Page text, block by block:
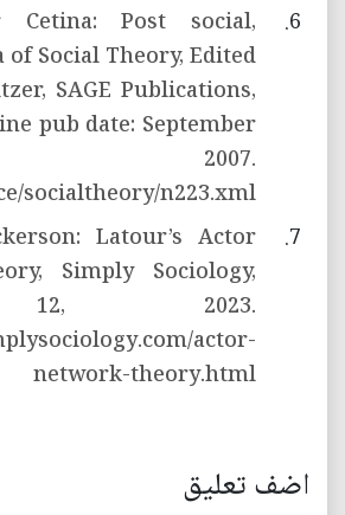
Post social,
of Social Theory, Edited
SAGE Publications,
pub date: September
2007.
socialtheory/n223.xml
Latour’s Actor
Simply Sociology,
2023.
actor-
network-theory.html
اضف تعليق